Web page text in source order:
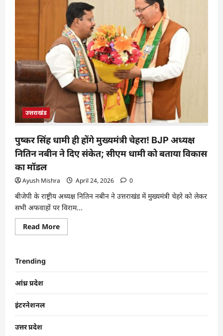
उत्तराखंड
पुष्कर सिंह धामी ही होंगे मुख्यमंत्री चेहरा! BJP अध्यक्ष
नितिन नबीन ने दिए संकेत; सीएम धामी को बताया विकास
का मॉडल
Ayush Mishra April 24, 2026 0
बीजेपी के राष्ट्रीय अध्यक्ष नितिन नबीन ने उत्तराखंड में मुख्यमंत्री चेहरे को लेकर
सभी अफवाहों पर विराम...
Read More
Trending
आंध्र प्रदेश
इंटरनेशनल
उत्तर प्रदेश